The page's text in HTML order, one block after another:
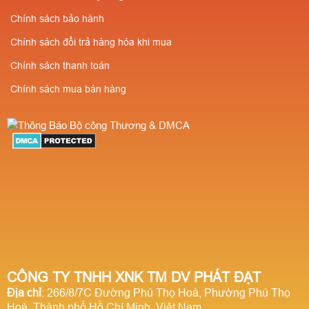
Số lượng càng nhiều
giá càng rẻ ✔️Chiết
khấu cao cho người
giới thiệu
CÔNG TY TNHH XNK TM DV PHÁT ĐẠT
Địa chỉ: 266/8/7C Đường Phú Thọ Hoà, Phường Phú Thọ
Chính sách bảo hành
Chính sách đổi trả hàng hóa khi mua
Chính sách thanh toán
Chính sách mua bán hàng